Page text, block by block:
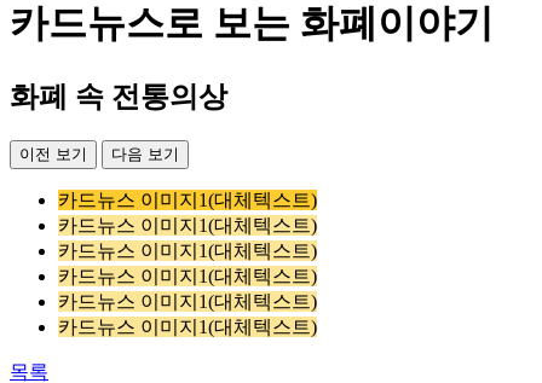
카드뉴스로 보는 화폐이야기
화폐 속 전통의상
이전 보기 다음 보기
카드뉴스 이미지1(대체텍스트)
카드뉴스 이미지1(대체텍스트)
카드뉴스 이미지1(대체텍스트)
카드뉴스 이미지1(대체텍스트)
카드뉴스 이미지1(대체텍스트)
카드뉴스 이미지1(대체텍스트)
목록